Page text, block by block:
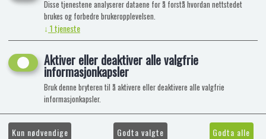
Disse tjenestene analyserer dataene for å forstå hvordan nettstedet
brukes og forbedre brukeropplevelsen.
↓ 1tjeneste
Aktiver eller deaktiver alle valgfrie
informasjonkapsler
Bruk denne bryteren til å aktivere eller deaktivere alle valgfrie
informasjonkapsler.
Kun nødvendige Godta valgte Godta alle